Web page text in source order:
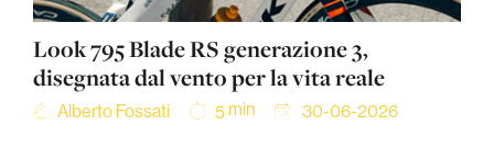
Look 795 Blade RS generazione 3,
disegnata dal vento per la vita reale
Alberto Fossati 5 min 30-06-2026